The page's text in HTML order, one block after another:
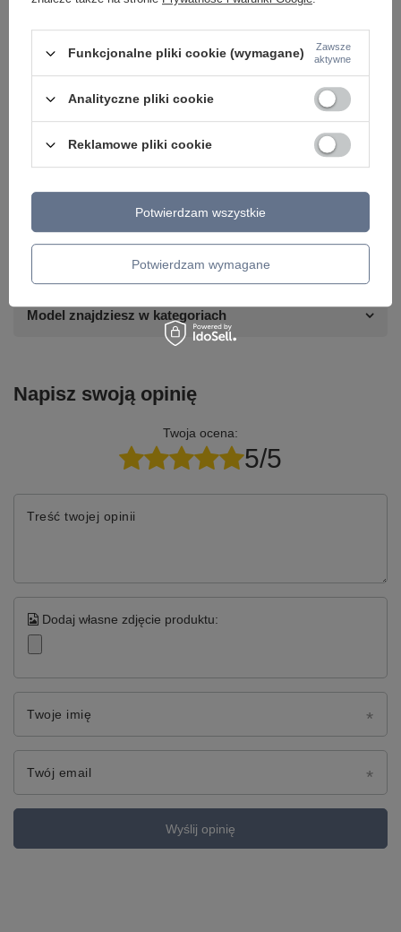
Potrzebujesz pomocy? Masz pytania lub
chcesz lepszą cenę?
Napisz do nas - doradzimy, odpowiemy
dopasowaną do Ciebie..
Model znajdziesz w kategoriach
Napisz swoją opinię
Twoja ocena:
5/5
Treść twojej opinii
Dodaj własne zdjęcie produktu:
Twoje imię
Twój email
Wyślij opinię
Funkcjonalne pliki cookie (wymagane)
Zawsze
aktywne
Analityczne pliki cookie
Reklamowe pliki cookie
Potwierdzam wymagane
Potwierdzam wszystkie